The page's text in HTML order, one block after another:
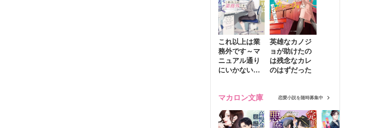
これ以上は業
務外です～マ
ニュアル通り
にいかない彼
英雄なカノジ
ョが助けたの
は残念なカレ
のはずだった
マカロン文庫 恋愛小説を随時募集中